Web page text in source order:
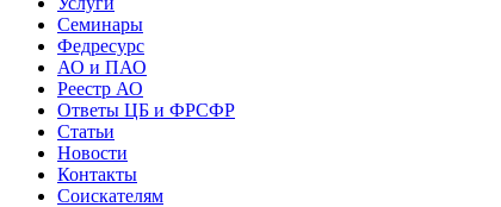
Семинары
Федресурс
АО и ПАО
Реестр АО
Ответы ЦБ и ФРСФР
Статьи
Новости
Контакты
Соискателям